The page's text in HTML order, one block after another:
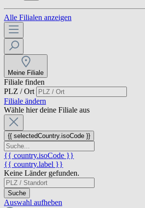
Alle Filialen anzeigen
Meine Filiale
Filiale finden
PLZ / Ort
Filiale ändern
Wähle hier deine Filiale aus
{{ selectedCountry.isoCode }}
{{ country.isoCode }}
{{ country.label }}
Keine Länder gefunden.
Suche
Auswahl aufheben